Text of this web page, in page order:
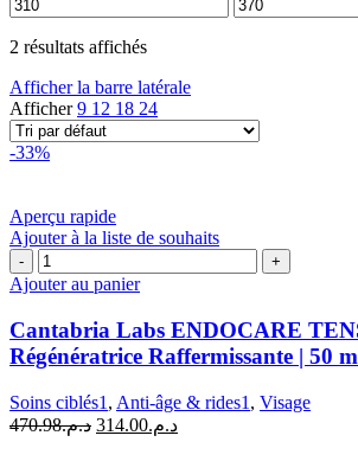
min
max
2 résultats affichés
Afficher la barre latérale
Afficher9 12 18 24
-33%
Aperçu rapide
Ajouter à la liste de souhaits
quantité
de
Cantabria
Labs
ENDOCARE
TENSAGE
Régénératrice
Raffermissante
Ajouter au panier
Cantabria Labs ENDOCARE
Régénératrice Raffermissante | 50
Soins ciblés1 , Anti-âge & rides1 , Visage
د.م.470.98
Le
د.م.314.00
Le